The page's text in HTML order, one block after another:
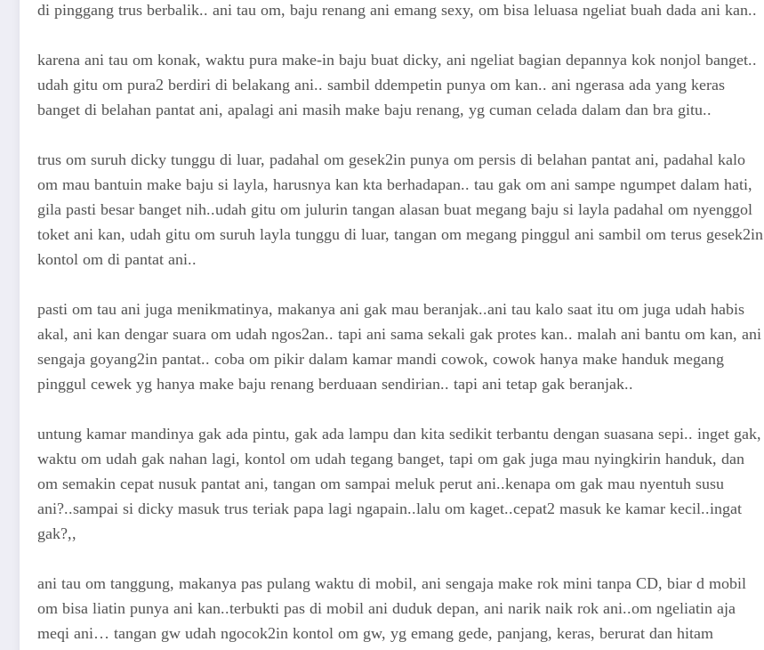
di pinggang trus berbalik.. ani tau om, baju renang ani emang sexy, om bisa leluasa ngeliat buah dada ani kan..
karena ani tau om konak, waktu pura make-in baju buat dicky, ani ngeliat bagian depannya kok nonjol banget..
udah gitu om pura2 berdiri di belakang ani.. sambil ddempetin punya om kan.. ani ngerasa ada yang keras
banget di belahan pantat ani, apalagi ani masih make baju renang, yg cuman celada dalam dan bra gitu..
trus om suruh dicky tunggu di luar, padahal om gesek2in punya om persis di belahan pantat ani, padahal kalo
om mau bantuin make baju si layla, harusnya kan kta berhadapan.. tau gak om ani sampe ngumpet dalam hati,
gila pasti besar banget nih..udah gitu om julurin tangan alasan buat megang baju si layla padahal om nyenggol
toket ani kan, udah gitu om suruh layla tunggu di luar, tangan om megang pinggul ani sambil om terus gesek2in
kontol om di pantat ani..
pasti om tau ani juga menikmatinya, makanya ani gak mau beranjak..ani tau kalo saat itu om juga udah habis
akal, ani kan dengar suara om udah ngos2an.. tapi ani sama sekali gak protes kan.. malah ani bantu om kan, ani
sengaja goyang2in pantat.. coba om pikir dalam kamar mandi cowok, cowok hanya make handuk megang
pinggul cewek yg hanya make baju renang berduaan sendirian.. tapi ani tetap gak beranjak..
untung kamar mandinya gak ada pintu, gak ada lampu dan kita sedikit terbantu dengan suasana sepi.. inget gak,
waktu om udah gak nahan lagi, kontol om udah tegang banget, tapi om gak juga mau nyingkirin handuk, dan
om semakin cepat nusuk pantat ani, tangan om sampai meluk perut ani..kenapa om gak mau nyentuh susu
ani?..sampai si dicky masuk trus teriak papa lagi ngapain..lalu om kaget..cepat2 masuk ke kamar kecil..ingat
gak?,,
ani tau om tanggung, makanya pas pulang waktu di mobil, ani sengaja make rok mini tanpa CD, biar d mobil
om bisa liatin punya ani kan..terbukti pas di mobil ani duduk depan, ani narik naik rok ani..om ngeliatin aja
meqi ani… tangan gw udah ngocok2in kontol om gw, yg emang gede, panjang, keras, berurat dan hitam